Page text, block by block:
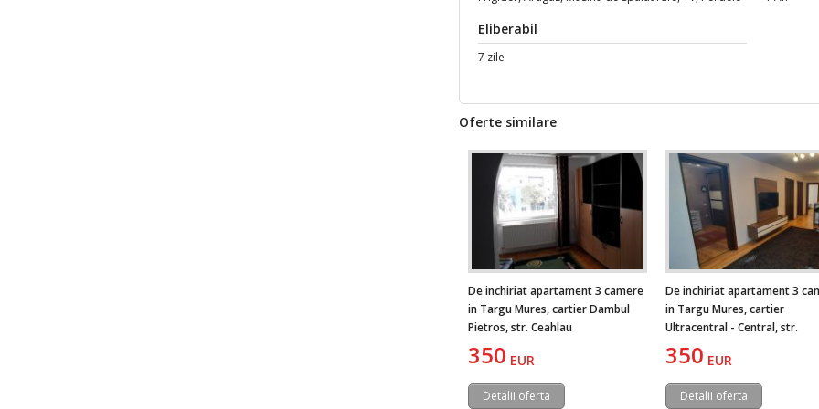
Eliberabil
7 zile
Oferte similare
De inchiriat apartament 3 camere
in Targu Mures, cartier Dambul
Pietros, str. Ceahlau
350 EUR
Detalii oferta
De inchiriat apartament 3
in Targu Mures, cartier
Ultracentral - Central, str.
Panselutelor
350 EUR
Detalii oferta